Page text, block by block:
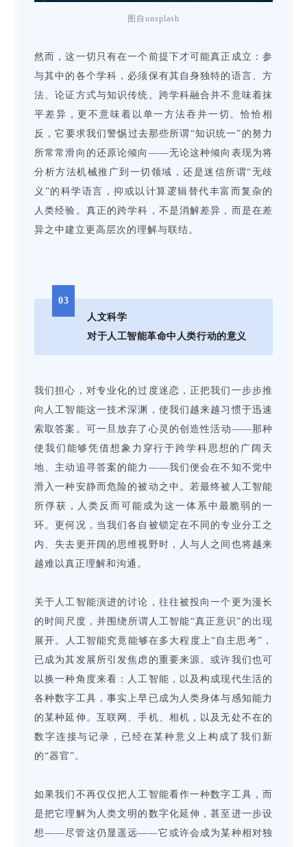
图自unsplash
然而，这一切只有在一个前提下才可能真正成立：参
与其中的各个学科，必须保有其自身独特的语言、方
法、论证方式与知识传统。跨学科融合并不意味着抹
平差异，更不意味着以单一方法吞并一切。恰恰相
反，它要求我们警惕过去那些所谓“知识统一”的努力
所常常滑向的还原论倾向——无论这种倾向表现为将
分析方法机械推广到一切领域，还是迷信所谓“无歧
义”的科学语言，抑或以计算逻辑替代丰富而复杂的
人类经验。真正的跨学科，不是消解差异，而是在差
异之中建立更高层次的理解与联结。
03
人文科学
对于人工智能革命中人类行动的意义
我们担心，对专业化的过度迷恋，正把我们一步步推
向人工智能这一技术深渊，使我们越来越习惯于迅速
索取答案。可一旦放弃了心灵的创造性活动——那种
使我们能够凭借想象力穿行于跨学科思想的广阔天
地、主动追寻答案的能力——我们便会在不知不觉中
滑入一种安静而危险的被动之中。若最终被人工智能
所俘获，人类反而可能成为这一体系中最脆弱的一
环。更何况，当我们各自被锁定在不同的专业分工之
内、失去更开阔的思维视野时，人与人之间也将越来
越难以真正理解和沟通。
关于人工智能演进的讨论，往往被投向一个更为漫长
的时间尺度，并围绕所谓人工智能“真正意识”的出现
展开。人工智能究竟能够在多大程度上“自主思考”，
已成为其发展所引发焦虑的重要来源。或许我们也可
以换一种角度来看：人工智能，以及构成现代生活的
各种数字工具，事实上早已成为人类身体与感知能力
的某种延伸。互联网、手机、相机，以及无处不在的
数字连接与记录，已经在某种意义上构成了我们新
的“器官”。
如果我们不再仅仅把人工智能看作一种数字工具，而
是把它理解为人类文明的数字化延伸，甚至进一步设
想——尽管这仍显遥远——它或许会成为某种相对独